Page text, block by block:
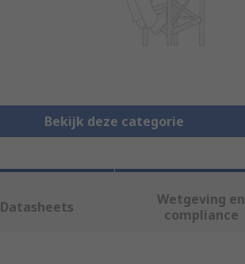
Bekijk deze categorie
Datasheets
Wetgeving en
compliance